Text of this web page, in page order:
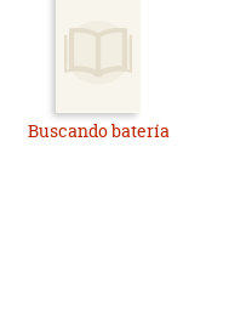
Buscando batería